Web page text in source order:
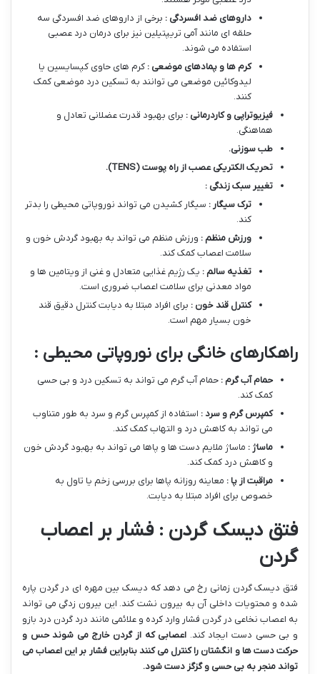
داروهای ضد افسردگی : برخی از داروهای ضد افسردگی سه
حلقه ای مانند آمی تریپتیلین نیز برای درمان درد عصبی
استفاده می شوند.
کرم ها و پمادهای موضعی : کرم های حاوی کپسایسین یا
لیدوکائین موضعی می توانند به تسکین درد موضعی کمک
کنند.
فیزیوتراپی و کاردرمانی : برای بهبود قدرت عضلانی تعادل و
هماهنگی.
طب سوزنی.
تحریک الکتریکی عصب از راه پوست(TENS).
تغییر سبک زندگی :
ترک سیگار : سیگار کشیدن می تواند نوروپاتی محیطی را بدتر
کند.
ورزش منظم : ورزش منظم می تواند به بهبود گردش خون و
سلامت اعصاب کمک کند.
تغذیه سالم : یک رژیم غذایی متعادل و غنی از ویتامین ها و
مواد معدنی برای سلامت اعصاب ضروری است.
کنترل قند خون : برای افراد مبتلا به دیابت کنترل دقیق قند
خون بسیار مهم است.
راهکارهای خانگی برای نوروپاتی محیطی :
حمام آب گرم : حمام آب گرم می تواند به تسکین درد و بی حسی
کمک کند.
کمپرس گرم و سرد : استفاده از کمپرس گرم و سرد به طور متناوب
می تواند به کاهش درد و التهاب کمک کند.
ماساژ : ماساژ ملایم دست ها و پاها می تواند به بهبود گردش خون
و کاهش درد کمک کند.
مراقبت از پا : معاینه روزانه پاها برای بررسی زخم یا تاول به
خصوص برای افراد مبتلا به دیابت.
فتق دیسک گردن : فشار بر اعصاب
گردن
فتق دیسک گردن زمانی رخ می دهد که دیسک بین مهره ای در گردن پاره
شده و محتویات داخلی آن به بیرون نشت کند. این بیرون زدگی می تواند
به اعصاب نخاعی در گردن فشار وارد کرده و علائمی مانند درد گردن درد بازو
و بی حسی دست ایجاد کند. اعصابی که از گردن خارج می شوند حس و
حرکت دست ها و انگشتان را کنترل می کنند بنابراین فشار بر این اعصاب می
تواند منجر به بی حسی و گزگز دست شود.